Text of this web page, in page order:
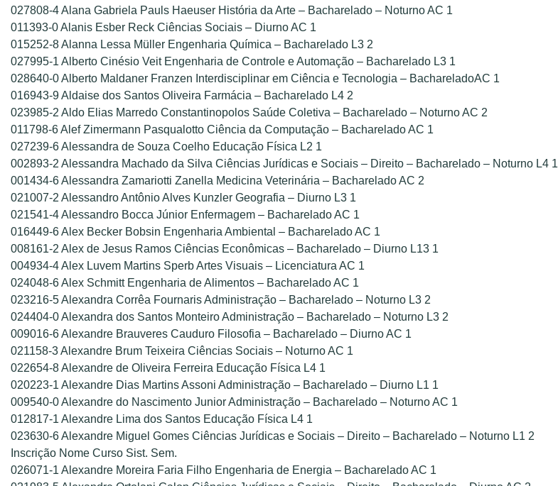
027808-4 Alana Gabriela Pauls Haeuser História da Arte – Bacharelado – Noturno AC 1
011393-0 Alanis Esber Reck Ciências Sociais – Diurno AC 1
015252-8 Alanna Lessa Müller Engenharia Química – Bacharelado L3 2
027995-1 Alberto Cinésio Veit Engenharia de Controle e Automação – Bacharelado L3 1
028640-0 Alberto Maldaner Franzen Interdisciplinar em Ciência e Tecnologia – BachareladoAC 1
016943-9 Aldaise dos Santos Oliveira Farmácia – Bacharelado L4 2
023985-2 Aldo Elias Marredo Constantinopolos Saúde Coletiva – Bacharelado – Noturno AC 2
011798-6 Alef Zimermann Pasqualotto Ciência da Computação – Bacharelado AC 1
027239-6 Alessandra de Souza Coelho Educação Física L2 1
002893-2 Alessandra Machado da Silva Ciências Jurídicas e Sociais – Direito – Bacharelado – Noturno L4 1
001434-6 Alessandra Zamariotti Zanella Medicina Veterinária – Bacharelado AC 2
021007-2 Alessandro Antônio Alves Kunzler Geografia – Diurno L3 1
021541-4 Alessandro Bocca Júnior Enfermagem – Bacharelado AC 1
016449-6 Alex Becker Bobsin Engenharia Ambiental – Bacharelado AC 1
008161-2 Alex de Jesus Ramos Ciências Econômicas – Bacharelado – Diurno L13 1
004934-4 Alex Luvem Martins Sperb Artes Visuais – Licenciatura AC 1
024048-6 Alex Schmitt Engenharia de Alimentos – Bacharelado AC 1
023216-5 Alexandra Corrêa Fournaris Administração – Bacharelado – Noturno L3 2
024404-0 Alexandra dos Santos Monteiro Administração – Bacharelado – Noturno L3 2
009016-6 Alexandre Brauveres Cauduro Filosofia – Bacharelado – Diurno AC 1
021158-3 Alexandre Brum Teixeira Ciências Sociais – Noturno AC 1
022654-8 Alexandre de Oliveira Ferreira Educação Física L4 1
020223-1 Alexandre Dias Martins Assoni Administração – Bacharelado – Diurno L1 1
009540-0 Alexandre do Nascimento Junior Administração – Bacharelado – Noturno AC 1
012817-1 Alexandre Lima dos Santos Educação Física L4 1
023630-6 Alexandre Miguel Gomes Ciências Jurídicas e Sociais – Direito – Bacharelado – Noturno L1 2
Inscrição Nome Curso Sist. Sem.
026071-1 Alexandre Moreira Faria Filho Engenharia de Energia – Bacharelado AC 1